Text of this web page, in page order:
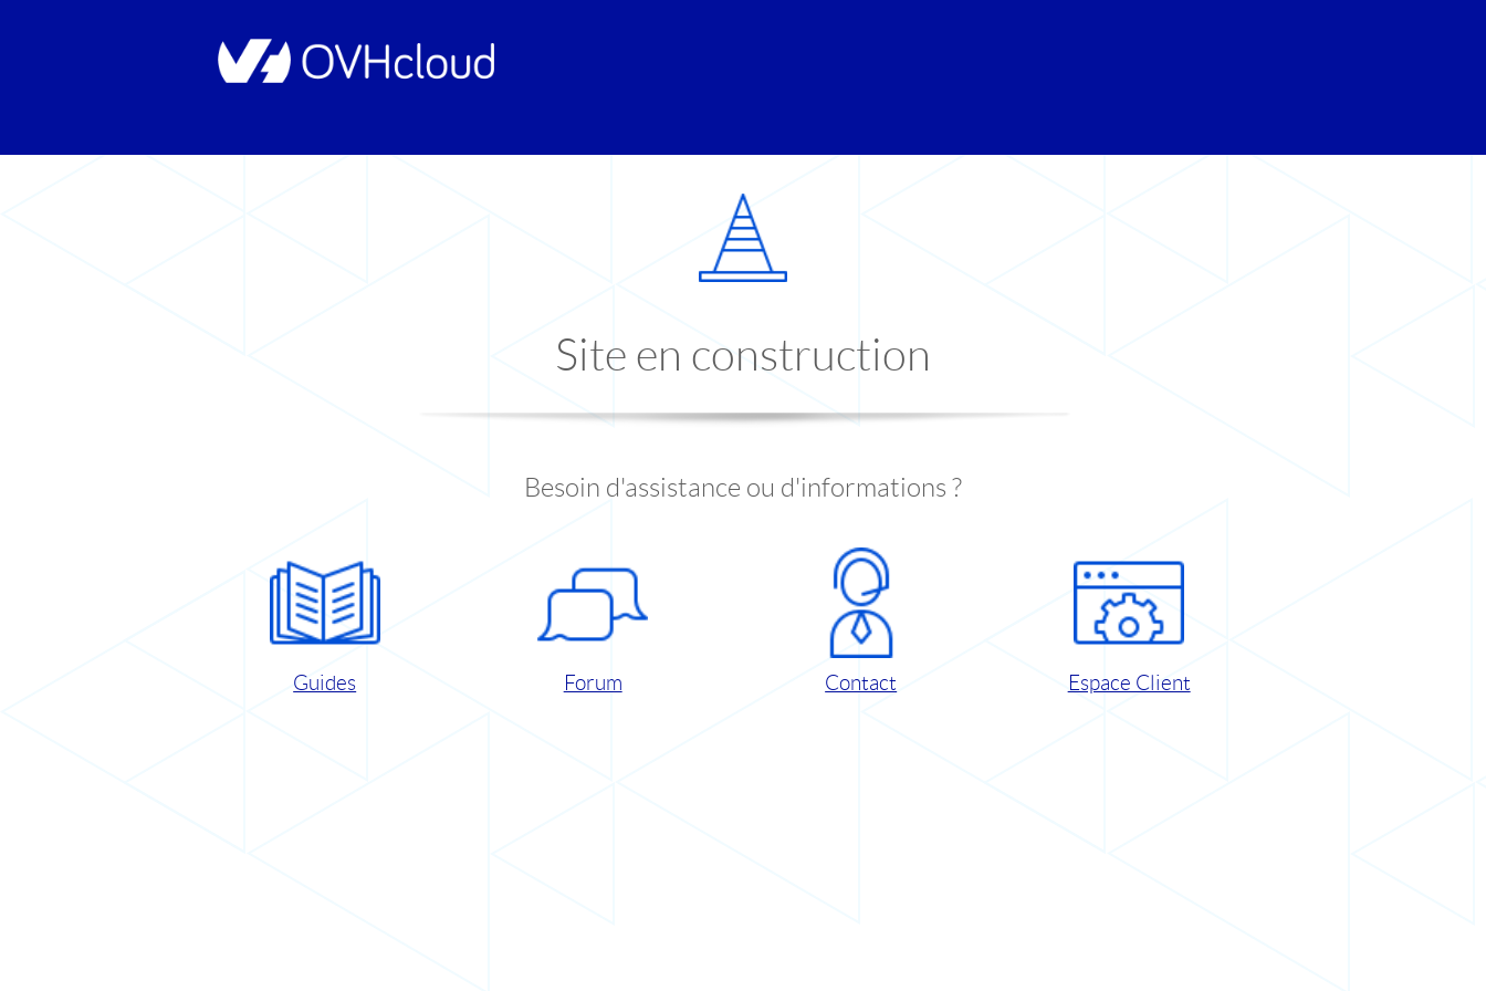
Site en construction
Besoin d'assistance ou d'informations ?
Guides Forum Contact Espace Client